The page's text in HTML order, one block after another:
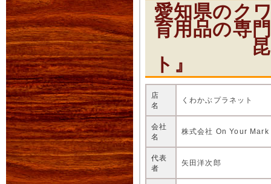
愛知県のク
育用品の専
昆虫シ
ト』
店
名
くわかぶプラネット
会社
名
株式会社 On Your Mark
代表
者
矢田洋次郎